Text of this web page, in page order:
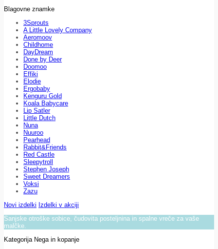
Blagovne znamke
3Sprouts
A Little Lovely Company
Aeromoov
Childhome
DayDream
Done by Deer
Doomoo
Effiki
Elodie
Ergobaby
Kenguru Gold
Koala Babycare
Lip Satler
Little Dutch
Nuna
Nuuroo
Pearhead
Rabbit&Friends
Red Castle
Sleepytroll
Stephen Joseph
Sweet Dreamers
Voksi
Zazu
Novi izdelki Izdelki v akciji
Sanjske otroške sobice, čudovita posteljnina in spalne vreče za vaše
malčke.
Kategorija Nega in kopanje